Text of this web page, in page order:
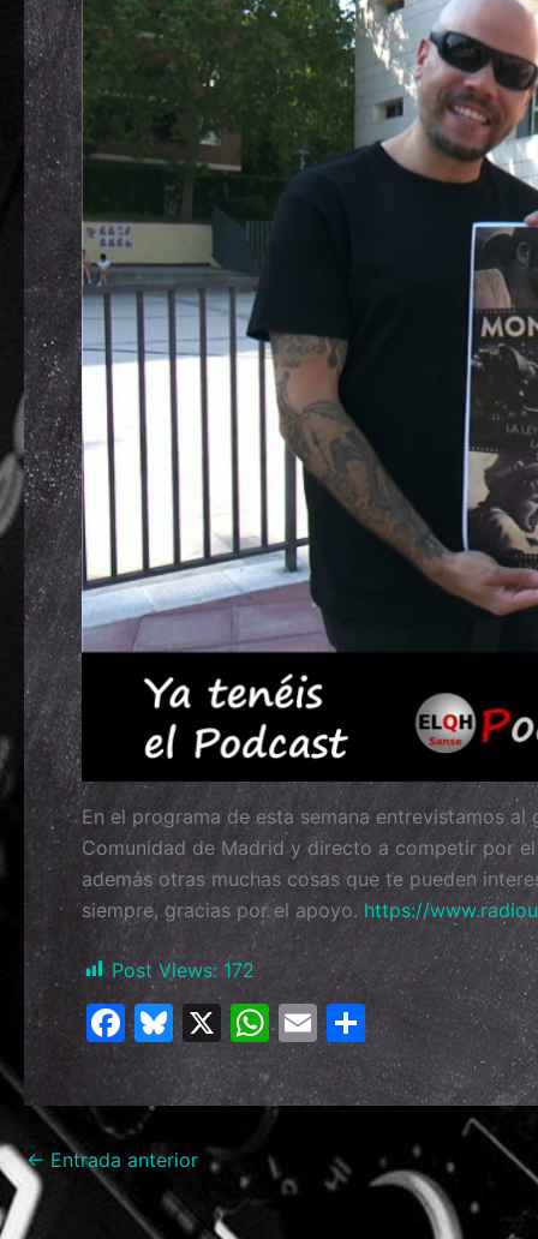
En el programa de esta semana entrevistamos
Comunidad de Madrid y directo a competir por
además otras muchas cosas que te pueden
siempre, gracias por el apoyo. https://
Post Views: 172
F
a
c
e
b
o
Bl
u
e
k
y
X W
h
at
s
A
E
m
ai
C
o
m
ar
← Entrada anterior